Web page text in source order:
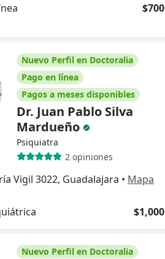
$700
Nuevo Perfil en Doctoralia
Pago en línea
Pagos a meses disponibles
Dr. Juan Pablo Silva
Mardueño
Psiquiatra
2 opiniones
Vigil 3022, Guadalajara • Mapa
$1,000
Nuevo Perfil en Doctoralia